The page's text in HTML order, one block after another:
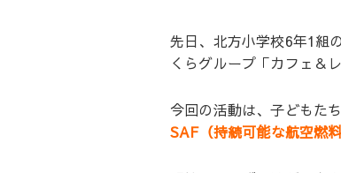
先日、北方小学校6年1組
くらグループ「カフェ＆
今回の活動は、子どもた
SAF（持続可能な航空燃